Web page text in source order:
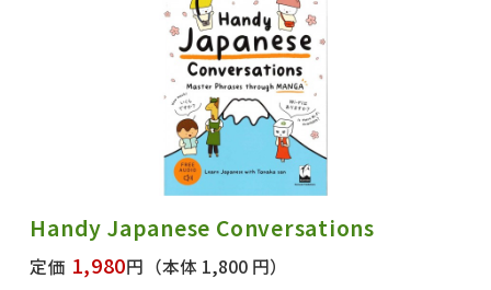
出版社名で絞り込む
Handy Japanese Conversations
定価 1,980円 （本体 1,800 円）